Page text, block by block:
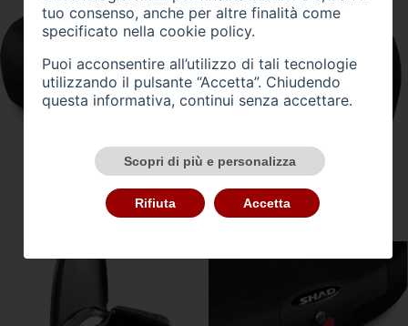
tuo consenso, anche per altre finalità come
specificato nella cookie policy.
Puoi acconsentire all’utilizzo di tali tecnologie
utilizzando il pulsante “Accetta”. Chiudendo
questa informativa, continui senza accettare.
Scopri di più e personalizza
Rifiuta Accetta